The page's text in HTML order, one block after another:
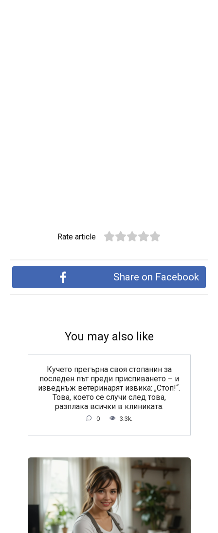
Rate article
Share on Facebook
You may also like
Кучето прегърна своя стопанин за
последен път преди приспиването – и
изведнъж ветеринарят извика: „Стоп!“.
Това, което се случи след това,
разплака всички в клиниката.
0 3.3k.